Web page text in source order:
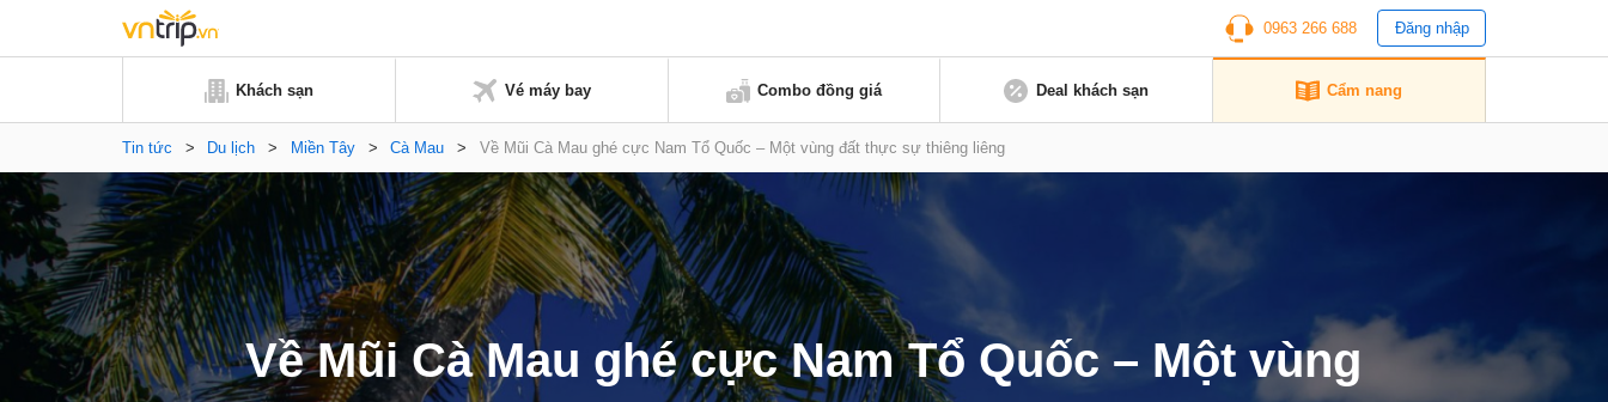
0963 266 688 Đăng nhập
Khách sạn Vé máy bay Combo đồng giá Deal khách sạn Cẩm nang
Tin tức > Du lịch > Miền Tây > Cà Mau > Về Mũi Cà Mau ghé cực Nam Tổ Quốc – Một vùng đất thực sự thiêng liêng
Về Mũi Cà Mau ghé cực Nam Tổ Quốc – Một vùng